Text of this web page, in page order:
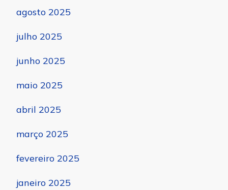
agosto 2025
julho 2025
junho 2025
maio 2025
abril 2025
março 2025
fevereiro 2025
janeiro 2025